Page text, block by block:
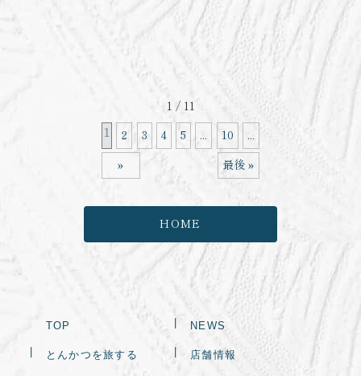
1 / 11
1 2 3 4 5 ... 10 ...
» 最後 »
HOME
TOP NEWS
とんかつを旅する 店舗情報